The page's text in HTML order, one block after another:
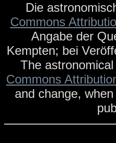
Die
Commons
Angabe der
Kempten; bei
The
Commons
and change,